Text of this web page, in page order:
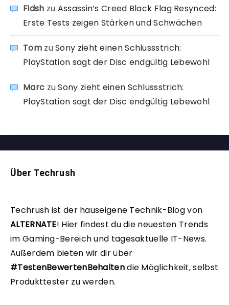
Fidsh zu Assassin’s Creed Black Flag Resynced:
Erste Tests zeigen Stärken und Schwächen
TomzuSony zieht einen Schlussstrich:
PlayStation sagt der Disc endgültig Lebewohl
Marc zuSony zieht einen Schlussstrich:
PlayStation sagt der Disc endgültig Lebewohl
Über Techrush
Techrush ist der hauseigene Technik-Blog von
ALTERNATE! Hier findest du die neuesten Trends
im Gaming-Bereich und tagesaktuelle IT-News.
Außerdem bieten wir dir über
#TestenBewertenBehaltendie Möglichkeit, selbst
Produkttester zu werden.